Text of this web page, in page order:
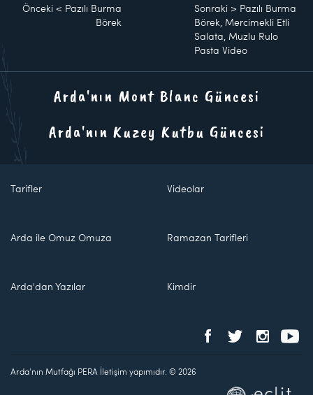
Önceki < Pazılı Burma
Börek
Sonraki > Pazılı Burma
Börek, Mercimekli Etli
Salata, Muzlu Rulo
Pasta Video
Arda'nın Mont Blanc Güncesi
Arda'nın Kuzey Kutbu Güncesi
Tarifler Videolar
Arda ile Omuz Omuza Ramazan Tarifleri
Arda'dan Yazılar Kimdir
Arda'nın Mutfağı PERA İletişim yapımıdır. © 2026